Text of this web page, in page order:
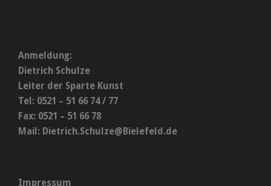
Anmeldung:
Dietrich Schulze
Leiter der Sparte Kunst
Tel: 0521 – 51 66 74 / 77
Fax: 0521 – 51 66 78
Mail: Dietrich.Schulze@Bielefeld.de
Impressum